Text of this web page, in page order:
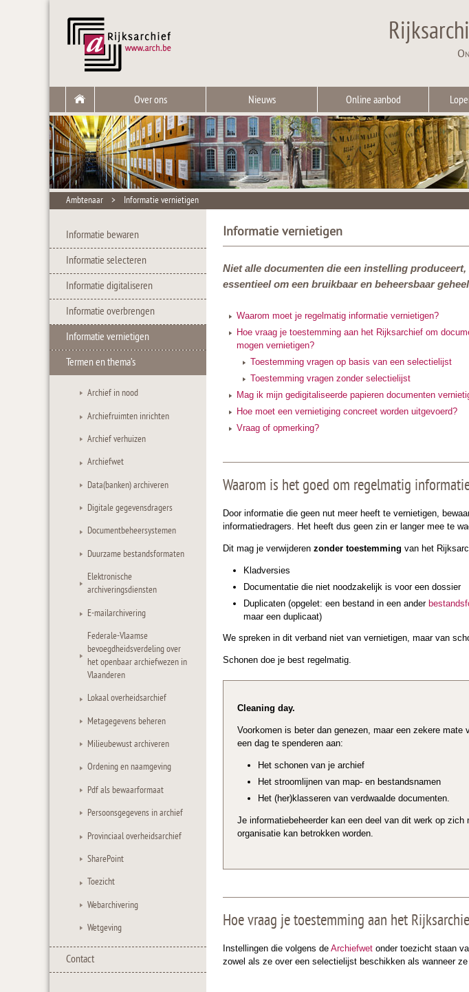
Over ons Nieuws Online aanbod
Ambtenaar > Informatie vernietigen
Informatie bewaren
Informatie selecteren
Informatie digitaliseren
Informatie overbrengen
Informatie vernietigen
Termen en thema’s
Archief in nood
Archiefruimten inrichten
Archief verhuizen
Archiefwet
Data(banken) archiveren
Digitale gegevensdragers
Documentbeheersystemen
Duurzame bestandsformaten
Elektronische
archiveringsdiensten
E-mailarchivering
Federale-Vlaamse
bevoegdheidsverdeling over
het openbaar archiefwezen in
Vlaanderen
Lokaal overheidsarchief
Metagegevens beheren
Milieubewust archiveren
Ordening en naamgeving
Pdf als bewaarformaat
Persoonsgegevens in archief
Provinciaal overheidsarchief
SharePoint
Toezicht
Webarchivering
Wetgeving
Contact
Informatie vernietigen
Niet alle documenten die een instelling
essentieel om een bruikbaar en beheersbaar
Waarom moet je regelmatig informatie vernietigen?
Hoe vraag je toestemming aan het Rijksarchief om
mogen vernietigen?
Toestemming vragen op basis van een selectielijst
Toestemming vragen zonder selectielijst
Mag ik mijn gedigitaliseerde papieren documenten
Hoe moet een vernietiging concreet worden uitgevoerd?
Vraag of opmerking?
Waarom is het goed om regelmatig
Door informatie die geen nut meer heeft te vernietigen,
informatiedragers. Het heeft dus geen zin er langer mee te
Dit mag je verwijderen zonder toestemming van het
Kladversies
Documentatie die niet noodzakelijk is voor een dossier
Duplicaten (opgelet: een bestand in een ander
maar een duplicaat)
We spreken in dit verband niet van vernietigen, maar van
Schonen doe je best regelmatig.
Cleaning day.
Voorkomen is beter dan genezen, maar een zekere
een dag te spenderen aan:
Het schonen van je archief
Het stroomlijnen van map- en bestandsnamen
Het (her)klasseren van verdwaalde documenten.
Je informatiebeheerder kan een deel van dit werk op
organisatie kan betrokken worden.
Hoe vraag je toestemming aan het
Instellingen die volgens de Archiefwet onder toezicht staan
zowel als ze over een selectielijst beschikken als wanneer